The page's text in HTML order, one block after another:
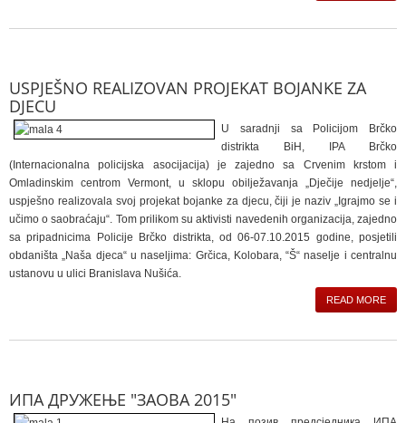
USPJEŠNO REALIZOVAN PROJEKAT BOJANKE ZA
DJECU
U saradnji sa Policijom Brčko
distrikta BiH, IPA Brčko
(Internacionalna policijska asocijacija) je zajedno sa Crvenim krstom i
Omladinskim centrom Vermont, u sklopu obilježavanja „Dječije nedjelje“,
uspješno realizovala svoj projekat bojanke za djecu, čiji je naziv „Igrajmo se i
učimo o saobraćaju“. Tom prilikom su aktivisti navedenih organizacija, zajedno
sa pripadnicima Policije Brčko distrikta, od 06-07.10.2015 godine, posjetili
obdaništa „Naša djeca“ u naseljima: Grčica, Kolobara, “Š“ naselje i centralnu
ustanovu u ulici Branislava Nušića.
READ MORE
ИПА ДРУЖЕЊЕ "ЗАОВА 2015"